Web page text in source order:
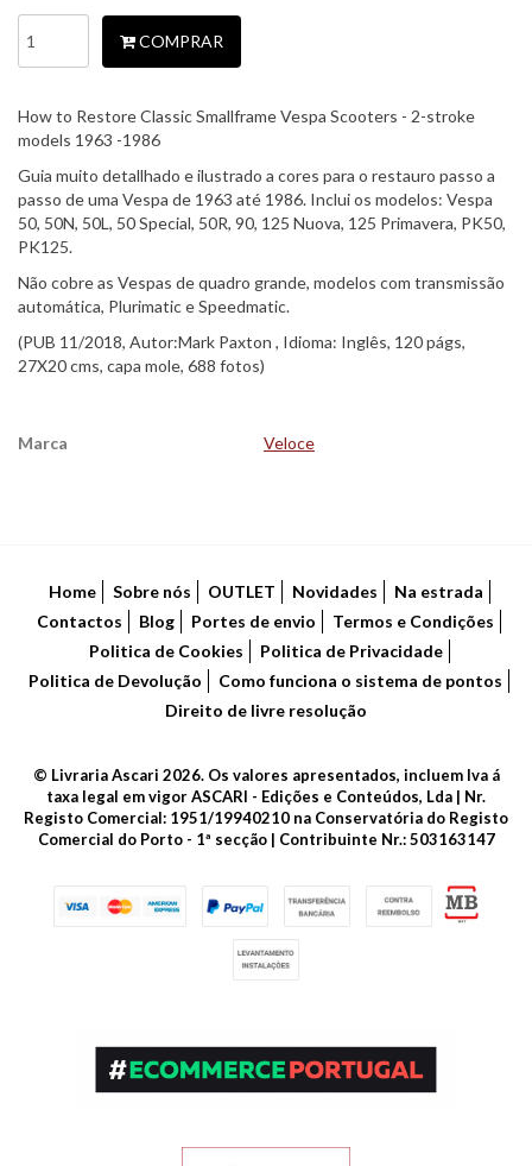
COMPRAR
How to Restore Classic Smallframe Vespa Scooters - 2-stroke
models 1963 -1986
Guia muito detallhado e ilustrado a cores para o restauro passo a
passo de uma Vespa de 1963 até 1986. Inclui os modelos: Vespa
50, 50N, 50L, 50 Special, 50R, 90, 125 Nuova, 125 Primavera, PK50,
PK125.
Não cobre as Vespas de quadro grande, modelos com transmissão
automática, Plurimatic e Speedmatic.
(PUB 11/2018, Autor:Mark Paxton , Idioma: Inglês, 120 págs,
27X20 cms, capa mole, 688 fotos)
Marca
Veloce
Home Sobre nós OUTLET Novidades
Na estrada
Contactos
Blog Portes de envio
Termos e Condições
Politica de Cookies
Politica de Privacidade
Politica de Devolução
Como funciona o sistema de pontos
Direito de livre resolução
© Livraria Ascari 2026. Os valores apresentados, incluem Iva á
taxa legal em vigor ASCARI - Edições e Conteúdos, Lda | Nr.
Registo Comercial: 1951/19940210 na Conservatória do Registo
Comercial do Porto - 1ª secção | Contribuinte Nr.: 503163147